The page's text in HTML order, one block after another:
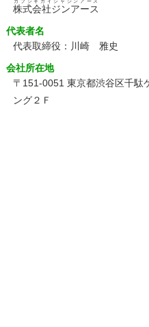
株式会社ジンアース
カブシキガイシャジンアース
代表者名
代表取締役：川崎 雅史
会社所在地
〒151-0051 東京都渋谷区千
ング２Ｆ